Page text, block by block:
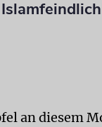
an diesem